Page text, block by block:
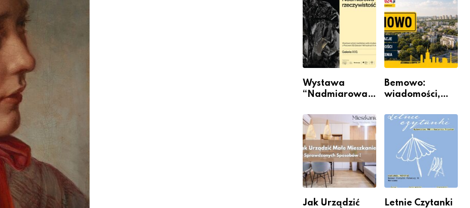
Wystawa
“Nadmiarowa
w Galerii XX1
Bemowo:
wiadomości,
wydarzenia z
dzielnicy
Jak Urządzić
Letnie Czytanki